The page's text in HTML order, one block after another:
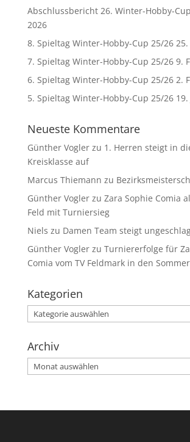
Abschlussbericht 26. Winter-Hobby-Cup
2026
8. Spieltag Winter-Hobby-Cup 25/26
7. Spieltag Winter-Hobby-Cup 25/26 9.
6. Spieltag Winter-Hobby-Cup 25/26 2.
5. Spieltag Winter-Hobby-Cup 25/26
Neueste Kommentare
Günther Voglerzu 1. Herren steigt in
Kreisklasse auf
Marcus Thiemann zu
Günther Voglerzu Zara Sophie Comia
Feld mit Turniersieg
Niels zu Damen Team steigt
Günther Voglerzu Turniererfolge für
Comia vom TV Feldmark in den
Kategorien
Kategorien
Archiv
Archiv